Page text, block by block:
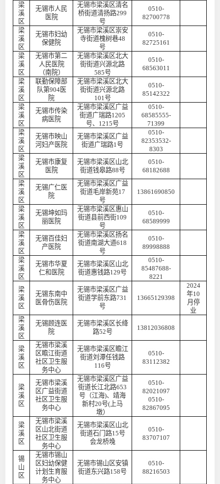
梁
溪
区
无锡市人民
医院
无锡市梁溪区清名
桥街道清扬路299
号
0510-
82700778
梁
溪
区
无锡市妇幼
保健院
无锡市梁溪区崇安
寺街道槐树巷48
号
0510-
82725161
梁
溪
区
无锡市第二
人民医院
（南院）
无锡市梁溪区北大
街街道兴源北路
585号
0510-
68563011
梁
溪
区
联勤保障部
队第904医
院
无锡市梁溪区北大
街街道兴源北路
101号
0510-
85142322
梁
溪
区
无锡市传染
病医院
无锡市梁溪区广益
街道广瑞路1205
号、1215号
0510-
68585555-
71399
梁
溪
区
无锡市映山
河妇产医院
无锡市梁溪区广益
街道广瑞路1号
0510-
82353532-
8303
梁
溪
区
无锡市康复
医院
无锡市梁溪区山北
街道钱皋路88号
0510-
68182688
梁
溪
区
无锡广仁医
院
无锡市梁溪区广益
街道毛岸新苑17
号
13861690850
梁
溪
区
无锡坤如玛
丽医院
无锡市梁溪区惠山
街道县前西街109
号
0510-
68589999
梁
溪
区
无锡百佳妇
产医院
无锡市梁溪区扬名
街道南湖大道618
号
0510-
89998888
梁
溪
区
无锡市华夏
仁和医院
无锡市梁溪区山北
街道惠钱路129号
0510-
85487688-
8221
梁
溪
区
无锡东南中
医骨伤医院
无锡市梁溪区广益
街道学前东路731
号
13665129398
2024
年10
月停
业
梁
溪
区
无锡顾连医
院
无锡市梁溪区长绛
路52号
13812036808
梁
溪
区
无锡市梁溪
区瞻江街道
社区卫生服
务中心
无锡市梁溪区瞻江
街道刘潭任钱路
116号
0510-
83112382
梁
溪
区
无锡市梁溪
区广益街道
社区卫生服
务中心
无锡市梁溪区广益
街道长江北路653
号（江海)、靖海
新村20号(上马
墩）
0510-
82021097
0510-
82867095
梁
溪
区
无锡市梁溪
区山北街道
社区卫生服
务中心
无锡市梁溪区山北
街道石门路15号
会龙桥堍
0510-
83707107
锡
山
区
无锡市锡山
区妇幼保健
计划生育服
务中心
无锡市锡山区安镇
街道东兴路158号
0510-
88216503